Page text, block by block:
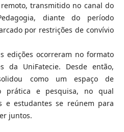
transmitido no canal do
diante do período
por restrições de convívio
edições ocorreram no formato
da UniFatecie. Desde então,
como um espaço de
prática e pesquisa, no qual
e estudantes se reúnem para
juntos.